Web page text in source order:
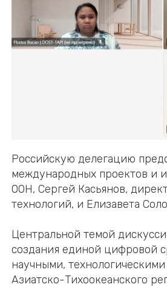
Российскую делегацию
международных проектов и
ООН, Сергей Касьянов,
технологий, и Елизавета
Центральной темой
создания единой цифровой
научными,
Азиатско-Тихоокеанского